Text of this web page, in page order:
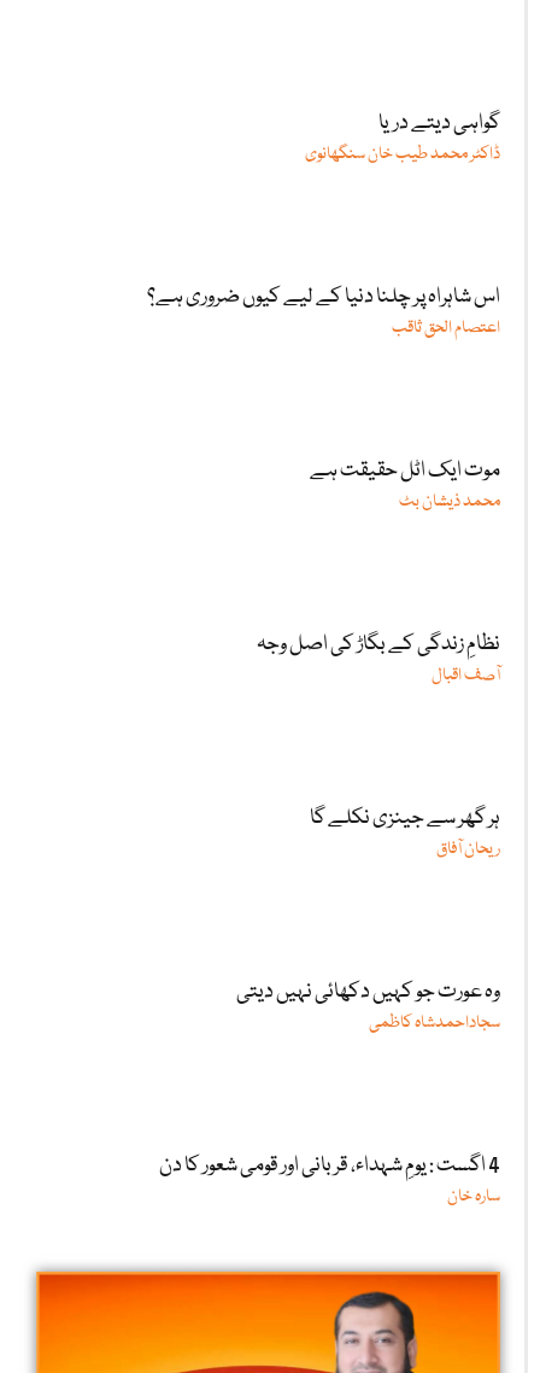
گواہی دیتے دریا
ڈاکٹر محمد طیب خان سنگھانوی
اس شاہراہ پر چلنا دنیا کے لیے کیوں ضروری ہے؟
اعتصام الحق ثاقب
موت ایک اٹل حقیقت ہے
محمد ذیشان بٹ
نظامِ زندگی کے بگاڑ کی اصل وجہ
آصف اقبال
ہر گھر سے جینزی نکلے گا
ریحان آفاق
وہ عورت جو کہیں دکھائی نہیں دیتی
سجاداحمدشاہ کاظمی
4 اگست : یومِ شہداء، قربانی اور قومی شعور کا دن
سارہ خان